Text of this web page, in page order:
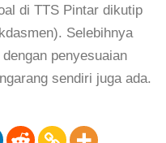
di TTS Pintar dikutip
Selebihnya
dengan penyesuaian
sendiri juga ada.